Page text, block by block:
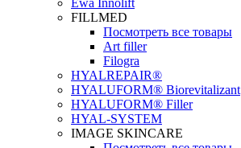
Ewa Innolift
FILLMED
Посмотреть все товары
Art filler
Filogra
НYALREPAIR®
HYALUFORM® Biorevitalizant
HYALUFORM® Filler
HYAL-SYSTEM
IMAGE SKINCARE